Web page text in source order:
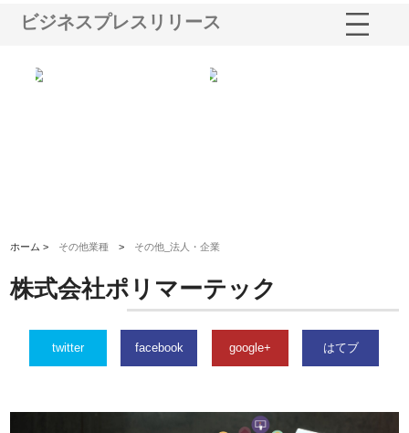
ビジネスプレスリリース
ホーム > その他業種 > その他_法人・企業
株式会社ポリマーテック
twitter facebook google+ はてブ